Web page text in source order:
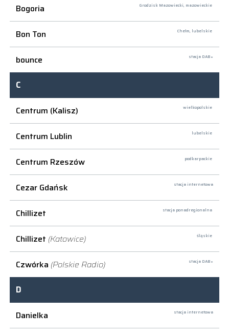
Bogoria Grodzisk Mazowiecki, mazowieckie
Bon Ton Chełm, lubelskie
bounce stacja DAB+
C
Centrum (Kalisz)
wielkopolskie
Centrum Lublin lubelskie
Centrum Rzeszów podkarpackie
Cezar Gdańsk stacja internetowa
Chillizet stacja ponadregionalna
Chillizet (Katowice) śląskie
Czwórka (Polskie Radio) stacja DAB+
D
Danielka
stacja internetowa